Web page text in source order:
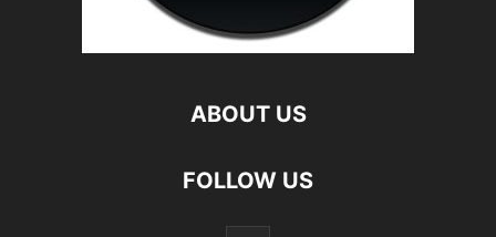
ABOUT US
FOLLOW US